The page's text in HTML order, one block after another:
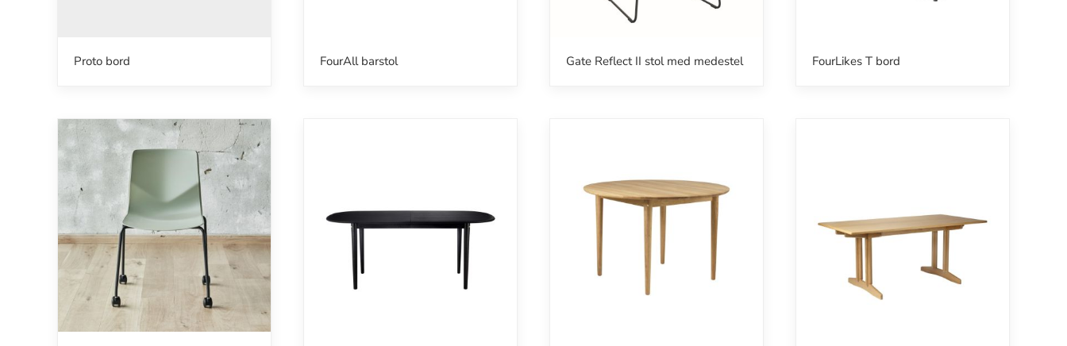
Proto bord FourAll barstol Gate Reflect II stol med medestel FourLikes T bord